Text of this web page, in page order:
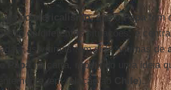
do clericalismo, que oPapa tem
de diferentes situações, é
as vítimas têm sido “vítimas de
Papa
na carta, repetindo uma ideia
em relação ao
Chile).